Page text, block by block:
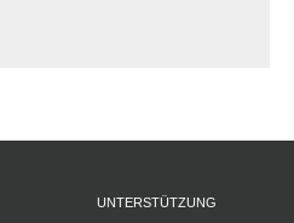
UNTERSTÜTZUNG